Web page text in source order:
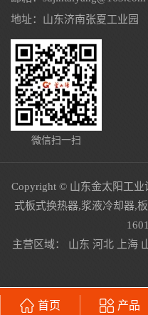
地址：山东济南张夏工业园
微信扫一扫
Copyright © 山东金太阳工
式板式换热器,浆液冷却器,
主营区域： 山东 河北 上海
首页 产品